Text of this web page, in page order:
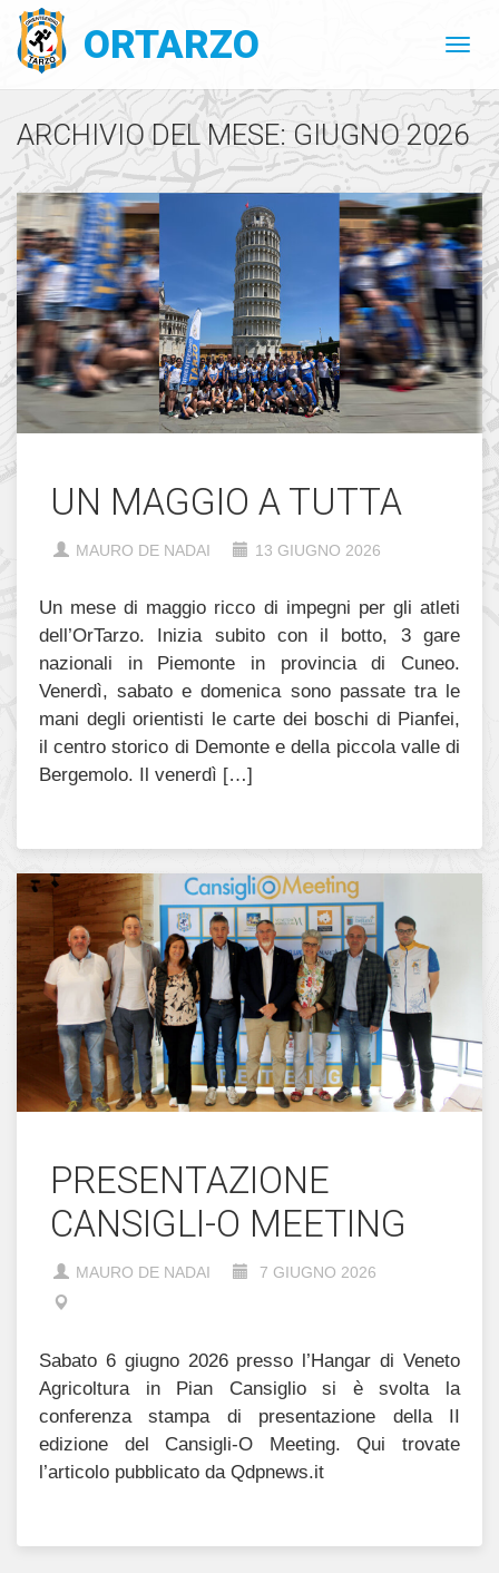
ORTARZO
ARCHIVIO DEL MESE: GIUGNO 2026
UN MAGGIO A TUTTA
MAURO DE NADAI 13 GIUGNO 2026
Un mese di maggio ricco di impegni per gli atleti
dell’OrTarzo. Inizia subito con il botto, 3 gare
nazionali in Piemonte in provincia di Cuneo.
Venerdì, sabato e domenica sono passate tra le
mani degli orientisti le carte dei boschi di Pianfei,
il centro storico di Demonte e della piccola valle di
Bergemolo. Il venerdì […]
PRESENTAZIONE
CANSIGLI-O MEETING
MAURO DE NADAI 7 GIUGNO 2026
Sabato 6 giugno 2026 presso l’Hangar di Veneto
Agricoltura in Pian Cansiglio si è svolta la
conferenza stampa di presentazione della II
edizione del Cansigli-O Meeting. Qui trovate
l’articolo pubblicato da Qdpnews.it